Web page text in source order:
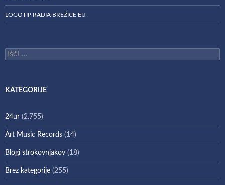
LOGOTIP RADIA BREŽICE EU
Išči:
KATEGORIJE
24ur (2.755)
Art Music Records (14)
Blogi strokovnjakov (18)
Brez kategorije (255)